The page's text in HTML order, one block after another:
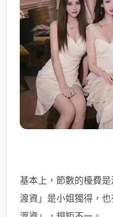
基本上，節數的檯費
渡資」是小姐獨得，